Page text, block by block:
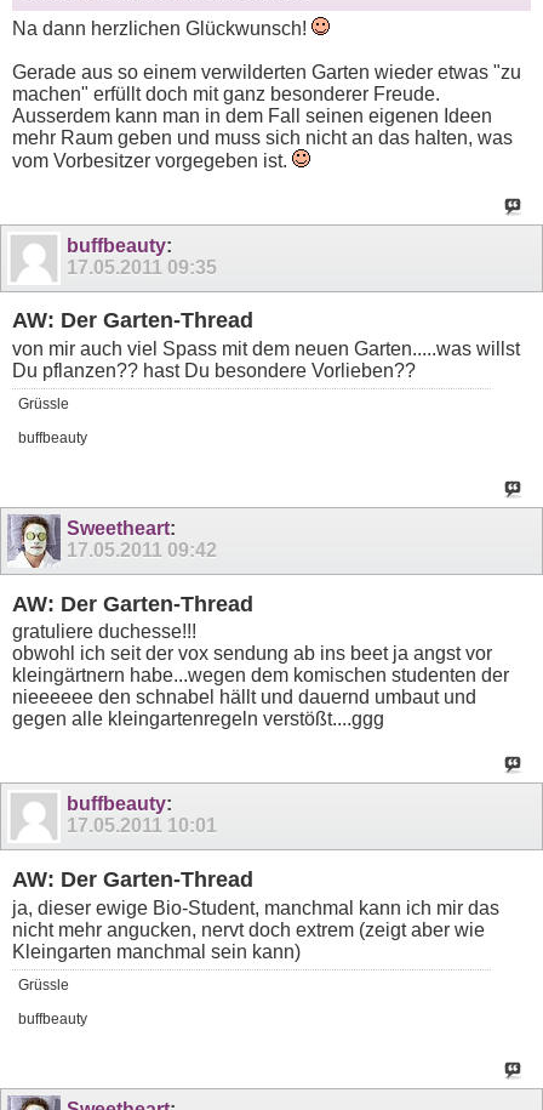
Na dann herzlichen Glückwunsch!
Gerade aus so einem verwilderten Garten wieder etwas "zu
machen" erfüllt doch mit ganz besonderer Freude.
Ausserdem kann man in dem Fall seinen eigenen Ideen
mehr Raum geben und muss sich nicht an das halten, was
vom Vorbesitzer vorgegeben ist.
buffbeauty:
17.05.2011 09:35
AW: Der Garten-Thread
von mir auch viel Spass mit dem neuen Garten.....was willst
Du pflanzen?? hast Du besondere Vorlieben??
Grüssle
buffbeauty
Sweetheart:
17.05.2011 09:42
AW: Der Garten-Thread
gratuliere duchesse!!!
obwohl ich seit der vox sendung ab ins beet ja angst vor
kleingärtnern habe...wegen dem komischen studenten der
nieeeeee den schnabel hällt und dauernd umbaut und
gegen alle kleingartenregeln verstößt....ggg
buffbeauty:
17.05.2011 10:01
AW: Der Garten-Thread
ja, dieser ewige Bio-Student, manchmal kann ich mir das
nicht mehr angucken, nervt doch extrem (zeigt aber wie
Kleingarten manchmal sein kann)
Grüssle
buffbeauty